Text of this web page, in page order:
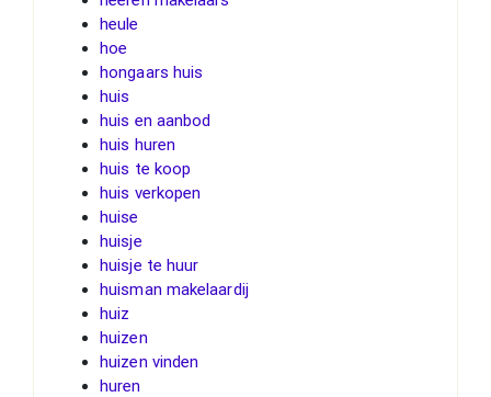
heule
hoe
hongaars huis
huis
huis en aanbod
huis huren
huis te koop
huis verkopen
huise
huisje
huisje te huur
huisman makelaardij
huiz
huizen
huizen vinden
huren